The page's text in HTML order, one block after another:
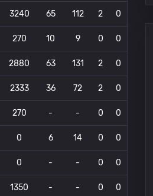
3240 65 112 2 0
270 10 9 0 0
2880 63 131 2 0
2333 36 72 2 0
270 - - 0 0
0 6 14 0 0
0 - - 0 0
1350 - - 0 0